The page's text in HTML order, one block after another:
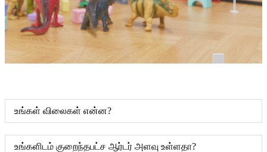
உங்கள் விலைகள் என்ன?
உங்களிடம் குறைந்தபட்ச ஆர்டர் அளவு உள்ளதா?